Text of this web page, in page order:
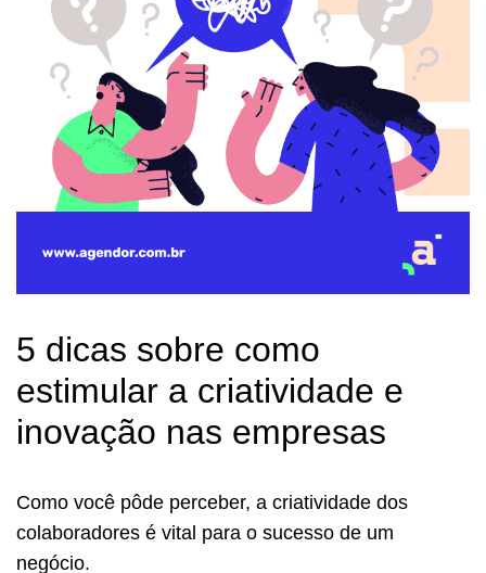
5 dicas sobre como
estimular a criatividade e
inovação nas empresas
Como você pôde perceber, a criatividade dos
colaboradores é vital para o sucesso de um
negócio.